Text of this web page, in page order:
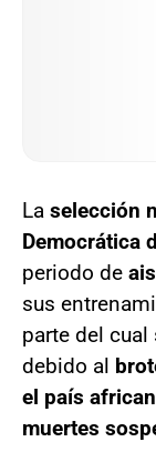
La selección
Democrática
periodo de
sus
parte del cual
debido al
el país
muertes